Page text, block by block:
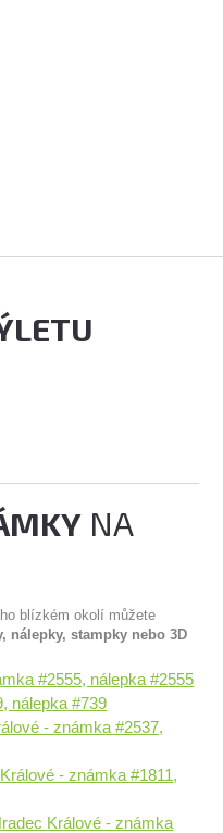
NA
blízkém okolí můžete
nálepky, stampky nebo 3D
#2555, nálepka #2555
nálepka #739
- známka #2537,
- známka #1811,
Králové - známka